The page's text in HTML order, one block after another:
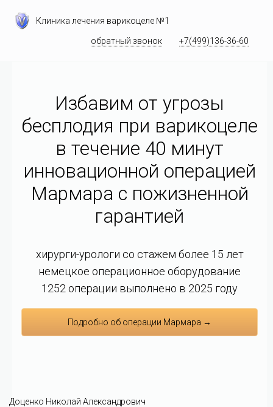
Клиника лечения варикоцеле №1
обратный звонок +7(499)136-36-60
Избавим от угрозы
бесплодия при варикоцеле
в течение 40 минут
инновационной операцией
Мармара c пожизненной
гарантией
хирурги-урологи со стажем более 15 лет
немецкое операционное оборудование
1252 операции выполнено в 2025 году
Подробно об операции Мармара →
Доценко Николай Александрович